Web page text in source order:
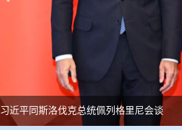
习近平同斯洛伐克总统佩列格里尼会谈
国家互联网信息